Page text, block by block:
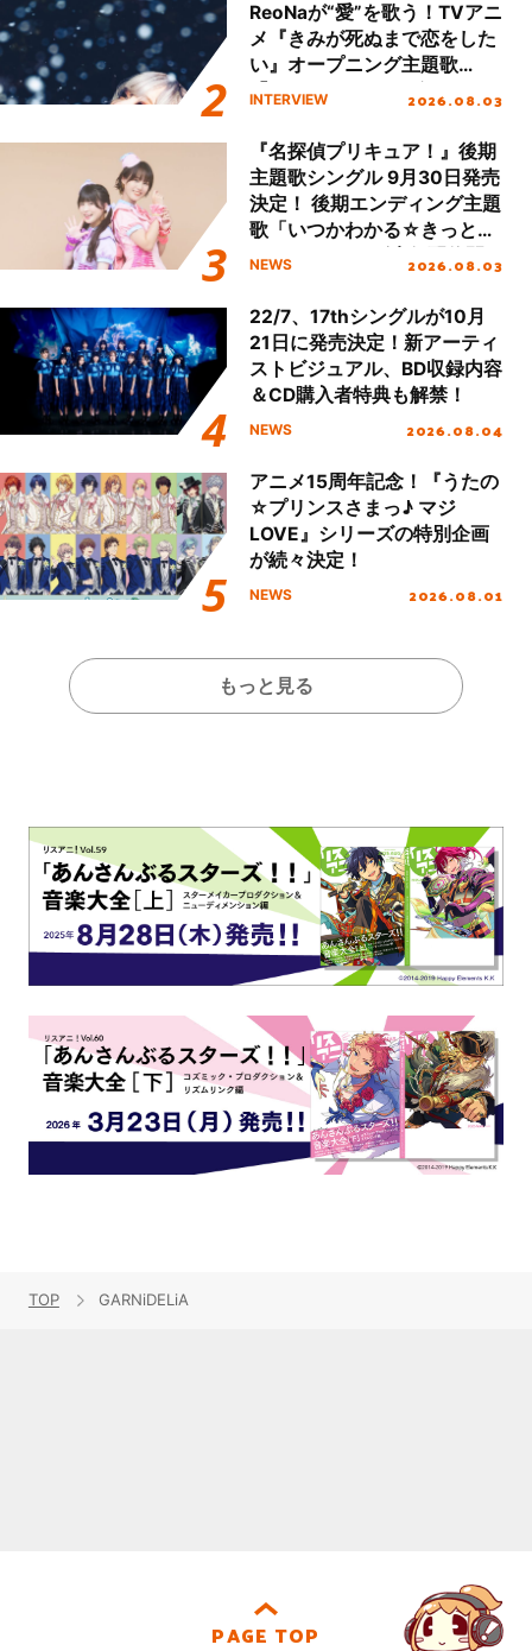
ReoNaが“愛”を歌う！TVアニ
メ『きみが死ぬまで恋をした
い』オープニング主題歌
「Amore」インタビュー
INTERVIEW 2026.08.03
『名探偵プリキュア！』後期
主題歌シングル 9月30日発売
決定！ 後期エンディング主題
歌「いつかわかる☆きっとあ
える」TVサイズ先行配信開
NEWS 2026.08.03
22/7、17thシングルが10月
21日に発売決定！新アーティ
ストビジュアル、BD収録内容
＆CD購入者特典も解禁！
NEWS 2026.08.04
アニメ15周年記念！『うたの
☆プリンスさまっ♪ マジ
LOVE』シリーズの特別企画
が続々決定！
NEWS 2026.08.01
もっと見る
TOP GARNiDELiA
PAGE TOP